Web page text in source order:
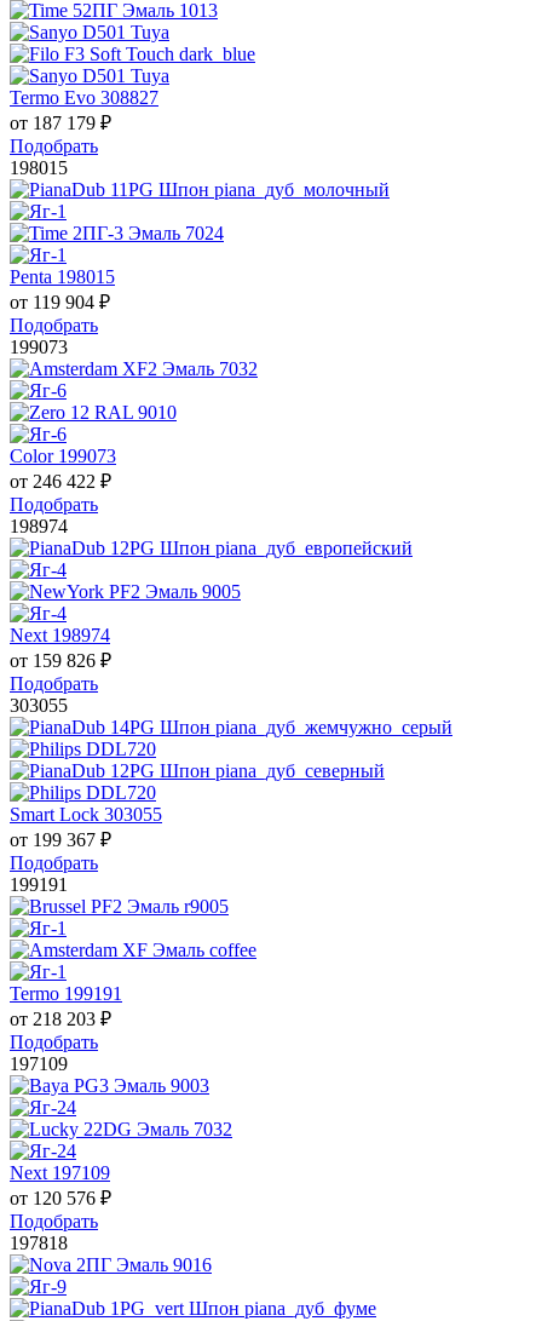
Termo Evo 308827
от 187 179 ₽
Подобрать
198015
Penta 198015
от 119 904 ₽
Подобрать
199073
Color 199073
от 246 422 ₽
Подобрать
198974
Next 198974
от 159 826 ₽
Подобрать
303055
Smart Lock 303055
от 199 367 ₽
Подобрать
199191
Termo 199191
от 218 203 ₽
Подобрать
197109
Next 197109
от 120 576 ₽
Подобрать
197818